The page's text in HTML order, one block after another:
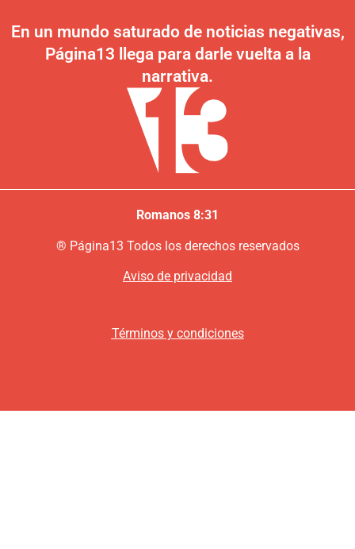
En un mundo saturado de noticias negativas,
Página13 llega para darle vuelta a la
narrativa.
Romanos 8:31
® Página13 Todos los derechos reservados
Aviso de privacidad
Términos y condiciones